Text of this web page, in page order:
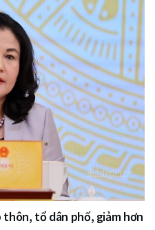
thôn, tổ dân phố, giảm hơn